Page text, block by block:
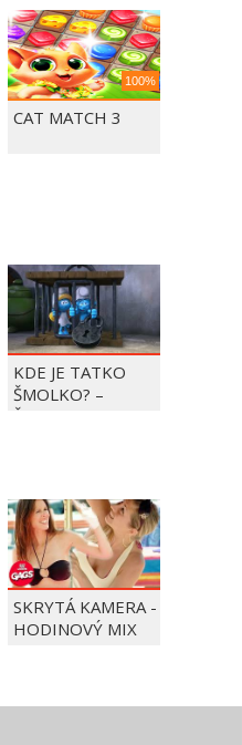
100%
CAT MATCH 3
KDE JE TATKO
ŠMOLKO? –
ŠMOLKOVIA
SKRYTÁ KAMERA -
HODINOVÝ MIX